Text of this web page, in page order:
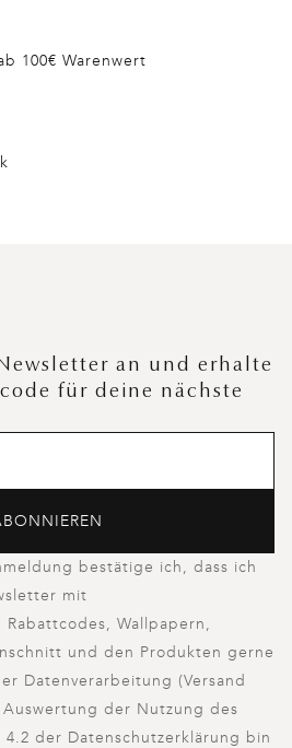
100€ Warenwert
an und erhalte
für deine nächste
bestätige ich, dass ich
mit
Wallpapern,
und den Produkten gerne
Datenverarbeitung (Versand
der Nutzung des
der Datenschutzerklärung bin